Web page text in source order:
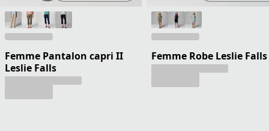
Femme Pantalon capri II
Leslie Falls
Femme Robe Leslie